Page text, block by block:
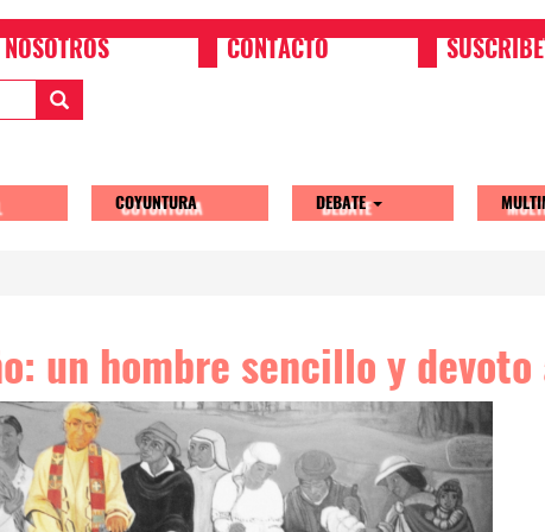
NOSOTROS CONTACTO
COYUNTURA DEBATE
un hombre sencillo y